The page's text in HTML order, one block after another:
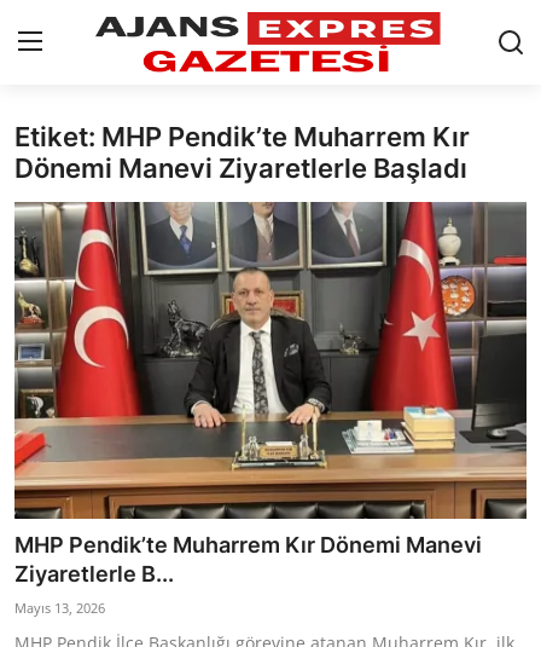
GİRİŞ YAP Kayıt olmak
AnaSayfa
Eskişehir Siyaset
Siyaset
Türkiye Gündemi
Yerel
Siber Güvenlik
Eğitim
Ekonomi
Etiket: MHP Pendik’te Muharrem Kır
Dönemi Manevi Ziyaretlerle Başladı
MHP Pendik’te Muharrem Kır Dönemi Manevi
Ziyaretlerle B...
Mayıs 13, 2026